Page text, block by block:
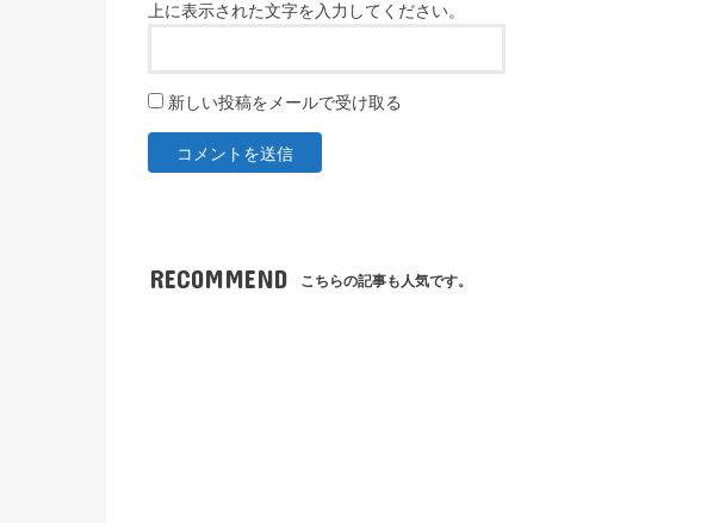
上に表示された文字を入力してください。
新しい投稿をメールで受け取る
RECOMMEND こちらの記事も人気です。